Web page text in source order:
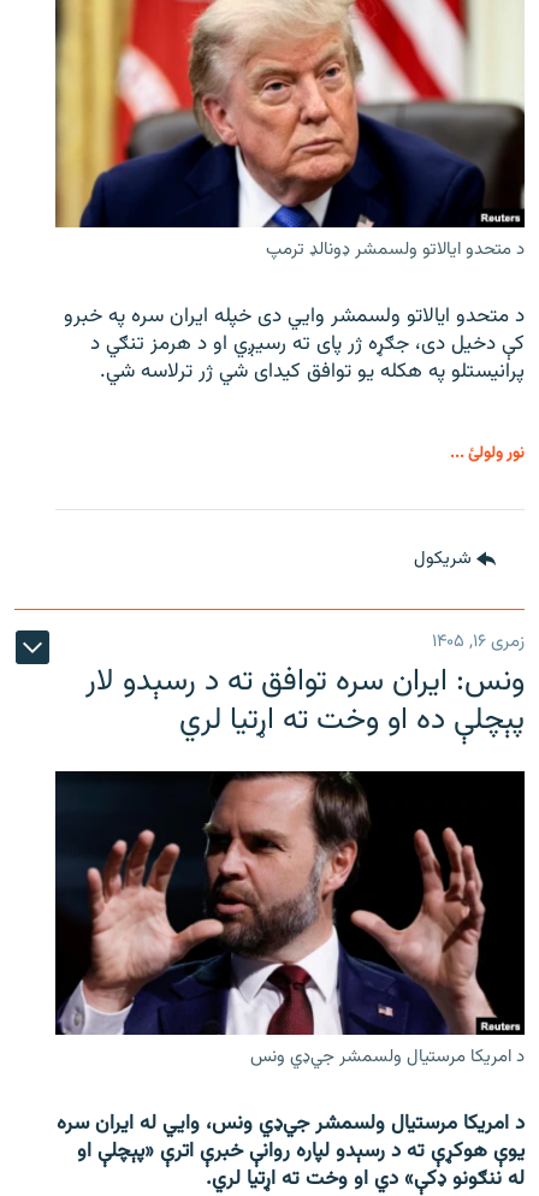
د متحدو ایالاتو ولسمشر ډونالډ ترمپ
د متحدو ایالاتو ولسمشر وايي دی خپله ایران سره په خبرو
کې دخیل دی، جګړه ژر پای ته رسیږي او د هرمز تنګي د
پرانیستلو په هکله یو توافق کیدای شي ژر ترلاسه شي.
نور ولولئ ...
شريکول
زمری ۱۶, ۱۴۰۵
ونس: ایران سره توافق ته د رسېدو لار
پېچلې ده او وخت ته اړتیا لري
د امریکا مرستیال ولسمشر جي‌ډي ونس
د امریکا مرستیال ولسمشر جي‌ډي ونس، وايي له ایران سره
یوې هوکړې ته د رسېدو لپاره روانې خبرې اترې «پېچلې او
له ننګونو ډکې» دي او وخت ته اړتیا لري.